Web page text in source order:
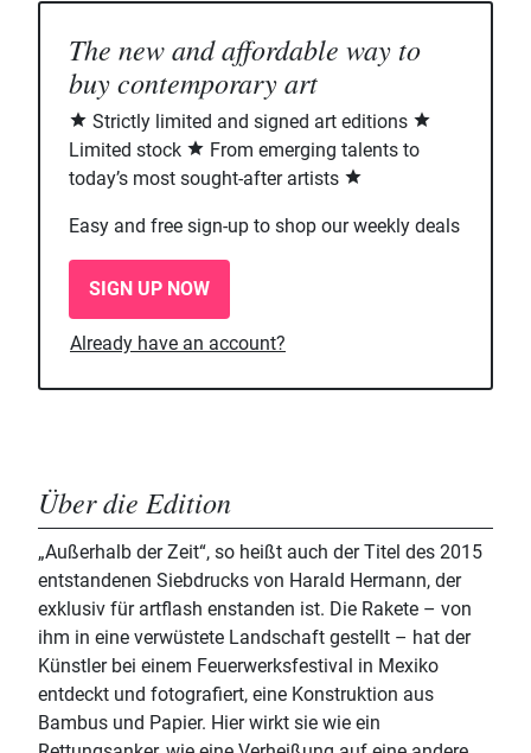
The new and affordable way to
buy contemporary art
Strictly limited and signed art editions
Limited stock
From emerging talents to
today’s most sought-after artists
Easy and free sign-up to shop our weekly deals
SIGN UP NOW
Already have an account?
Über die Edition
„Außerhalb der Zeit“, so heißt auch der Titel des 2015
entstandenen Siebdrucks von Harald Hermann, der
exklusiv für artflash enstanden ist. Die Rakete – von
ihm in eine verwüstete Landschaft gestellt – hat der
Künstler bei einem Feuerwerksfestival in Mexiko
entdeckt und fotografiert, eine Konstruktion aus
Bambus und Papier. Hier wirkt sie wie ein